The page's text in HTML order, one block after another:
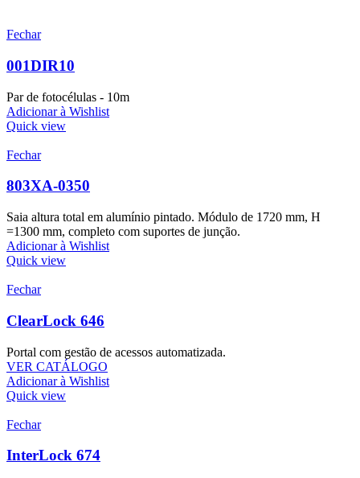
Fechar
001DIR10
Par de fotocélulas - 10m
Adicionar à Wishlist
Quick view
Fechar
803XA-0350
Saia altura total em alumínio pintado. Módulo de 1720 mm, H
=1300 mm, completo com suportes de junção.
Adicionar à Wishlist
Quick view
Fechar
ClearLock 646
Portal com gestão de acessos automatizada.
VER CATÁLOGO
Adicionar à Wishlist
Quick view
Fechar
InterLock 674